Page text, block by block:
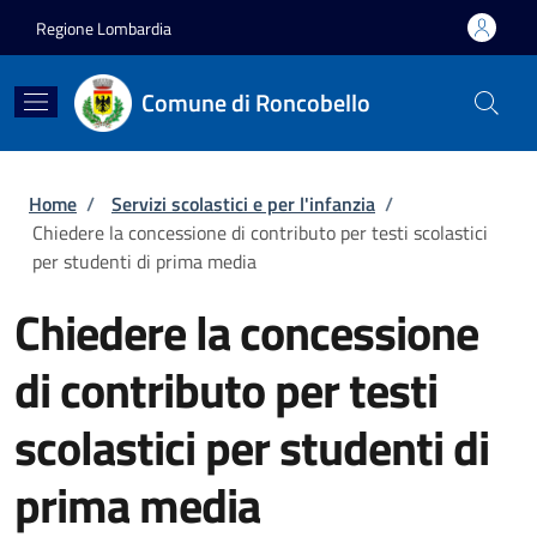
Regione Lombardia
Comune di Roncobello
Briciole di pane
Home / Servizi scolastici e per l'infanzia /
Chiedere la concessione di contributo per testi scolastici
per studenti di prima media
Chiedere la concessione
di contributo per testi
scolastici per studenti di
prima media